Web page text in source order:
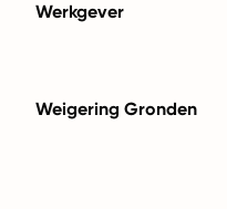
Werkgever
Weigering Gronden